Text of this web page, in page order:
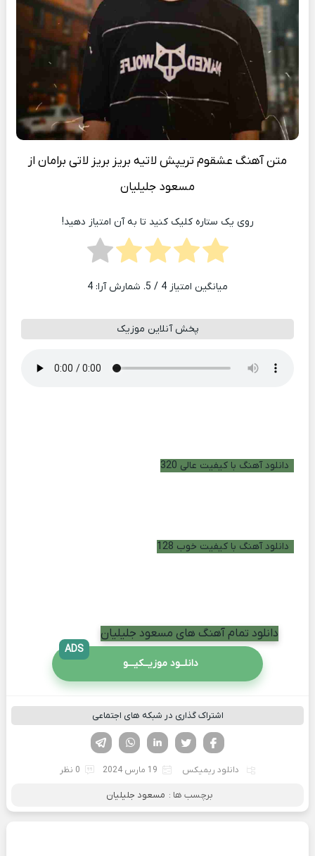
متن آهنگ عشقوم تریپش لاتیه بریز بریز لاتی برامان از
مسعود جلیلیان
روی یک ستاره کلیک کنید تا به آن امتیاز دهید!
میانگین امتیاز 4 / 5. شمارش آرا: 4
پخش آنلاین موزیک
دانلود آهنگ با کیفیت عالی 320
دانلود آهنگ با کیفیت خوب 128
دانلود تمام آهنگ های مسعود جلیلیان
دانلــود موزیــکیـــو
ADS
اشتراک گذاری در شبکه های اجتماعی
لینکدین تویتر
فیسوک
دانلود ریمیکس 19 مارس 2024 0 نظر
برچسب ها : مسعود جلیلیان